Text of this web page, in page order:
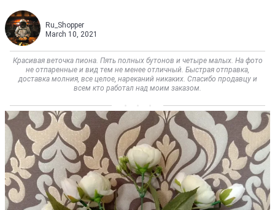
Ru_Shopper
March 10, 2021
Красивая веточка пиона. Пять полных бутонов и четыре малых. На фото
не отпаренные и вид тем не менее отличный. Быстрая отправка,
доставка молния, все целое, нареканий никаких. Спасибо продавцу и
всем кто работал над моим заказом.                    